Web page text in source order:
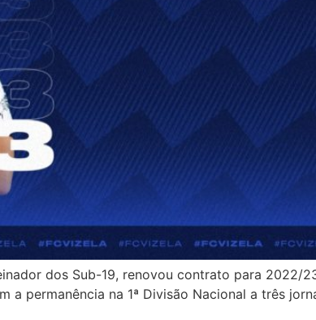
dos Sub-19, renovou contrato para 2022/
a permanência na 1ª Divisão Nacional a três